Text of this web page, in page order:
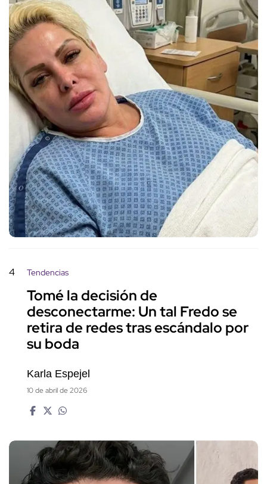
4 Tendencias
Tomé la decisión de
desconectarme: Un tal Fredo se
retira de redes tras escándalo por
su boda
Karla Espejel
10 de abril de 2026